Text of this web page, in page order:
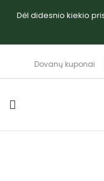
Dėl didesnio kiekio
Dovanų kuponai